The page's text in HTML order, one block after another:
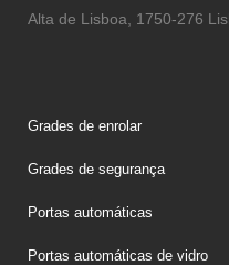
Alta de Lisboa, 1750-276
Grades de enrolar
Grades de segurança
Portas automáticas
Portas automáticas de vidro